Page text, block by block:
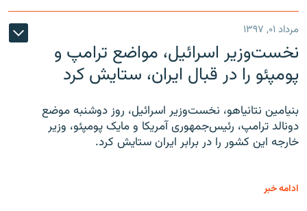
مرداد ۰۱, ۱۳۹۷
نخست‌وزیر اسرائیل، مواضع ترامپ و
پومپئو را در قبال ایران، ستایش کرد
بنیامین نتانیاهو، نخست‌وزیر اسرائیل، روز دوشنبه موضع
دونالد ترامپ، رئیس‌جمهوری آمریکا و مایک پومپئو، وزیر
خارجه این کشور را در برابر ایران ستایش کرد.
ادامه خبر